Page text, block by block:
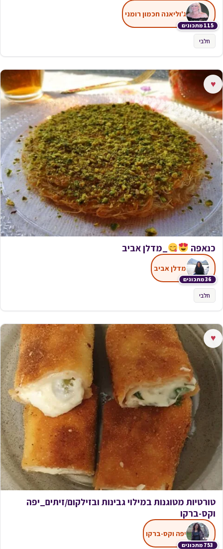
115 מתכונים
ג'וליאנה חכמון רומני
חלבי
♥
כנאפה _מדלן אביב
36 מתכונים
מדלן אביב
חלבי
♥
טורטיות מטוגנות במילוי גבינות ובזילקום/זיתים_יפה
וקס-ברקו
753 מתכונים
יפה וקס-ברקו